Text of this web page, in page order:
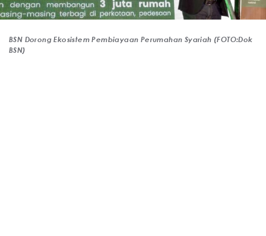
BSN Dorong Ekosistem Pembiayaan Perumahan Syariah (FOTO:Dok
BSN)